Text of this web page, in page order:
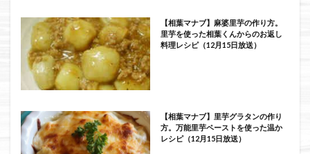
【相葉マナブ】麻婆里芋の作り方。
里芋を使った相葉くんからのお返し
料理レシピ（12月15日放送）
【相葉マナブ】里芋グラタンの作り
方。万能里芋ペーストを使った温か
レシピ（12月15日放送）